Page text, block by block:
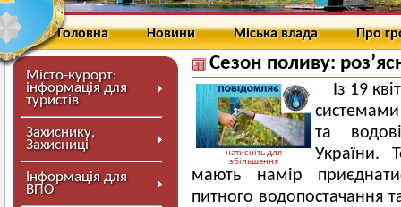
Головна Новини Міська влада Про
Місто-курорт:
інформація для
туристів
Захиснику,
Захисниці
Інформація для
ВПО
Сезон поливу:
натисніть для
збільшення
Із 19
та
України.
мають намір
питного водопостачання